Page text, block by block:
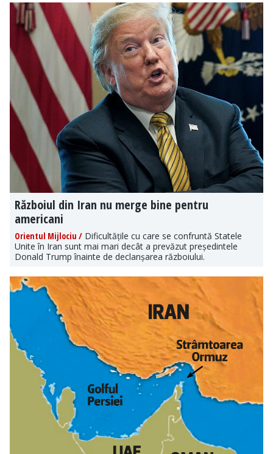
Războiul din Iran nu merge bine pentru
americani
Orientul Mijlociu / Dificultățile cu care se confruntă Statele
Unite în Iran sunt mai mari decât a prevăzut președintele
Donald Trump înainte de declanșarea războiului.